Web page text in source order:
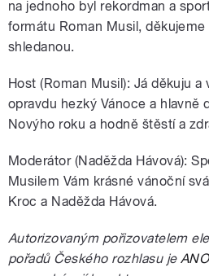
na jednoho byl rekordman a
formátu Roman Musil, děkujeme
shledanou.
Host (Roman Musil): Já děkuju
opravdu hezký Vánoce a hlavně
Novýho roku a hodně štěstí a
Moderátor (Naděžda Hávová):
Musilem Vám krásné vánoční
Kroc a Naděžda Hávová.
Autorizovaným pořizovatelem
pořadů Českého rozhlasu je